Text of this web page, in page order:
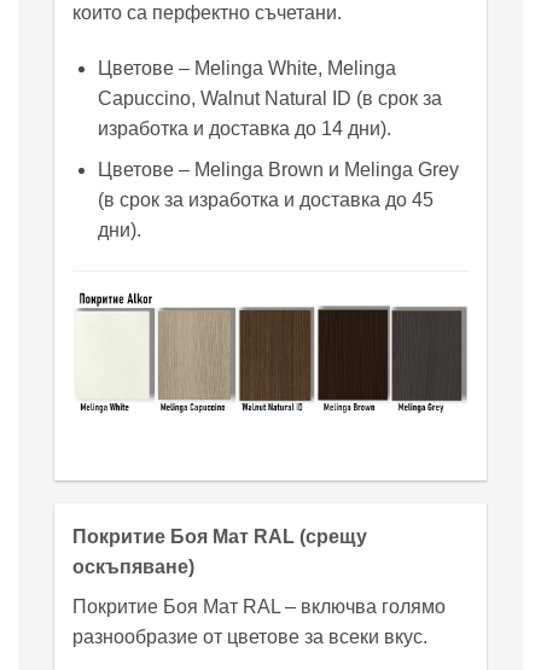
които са перфектно съчетани.
Цветове – Melinga White, Melinga
Capuccino, Walnut Natural ID (в срок за
изработка и доставка до 14 дни).
Цветове – Melinga Brown и Melinga Grey
(в срок за изработка и доставка до 45
дни).
Покритие Боя Мат RAL (срещу
оскъпяване)
Покритие Боя Мат RAL – включва голямо
разнообразие от цветове за всеки вкус.